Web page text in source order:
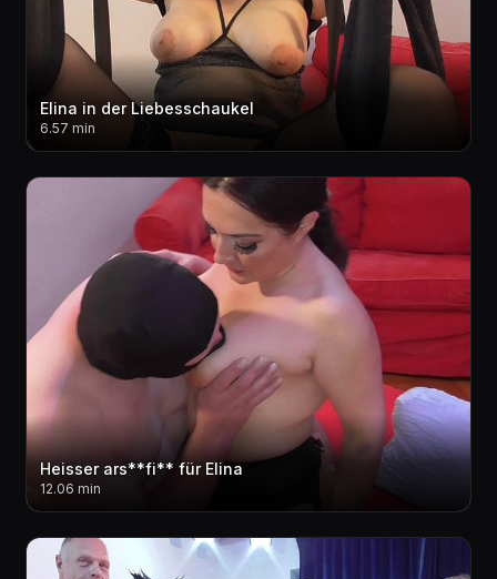
Elina in der Liebesschaukel
6.57 min
Heisser ars**fi** für Elina
12.06 min